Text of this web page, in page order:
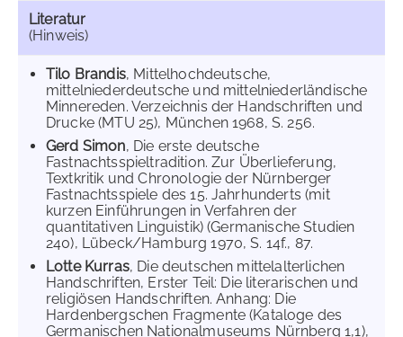
Literatur
(Hinweis)
Tilo Brandis, Mittelhochdeutsche,
mittelniederdeutsche und mittelniederländische
Minnereden. Verzeichnis der Handschriften und
Drucke (MTU 25), München 1968, S. 256.
Gerd Simon, Die erste deutsche
Fastnachtsspieltradition. Zur Überlieferung,
Textkritik und Chronologie der Nürnberger
Fastnachtsspiele des 15. Jahrhunderts (mit
kurzen Einführungen in Verfahren der
quantitativen Linguistik) (Germanische Studien
240), Lübeck/Hamburg 1970, S. 14f., 87.
Lotte Kurras, Die deutschen mittelalterlichen
Handschriften, Erster Teil: Die literarischen und
religiösen Handschriften. Anhang: Die
Hardenbergschen Fragmente (Kataloge des
Germanischen Nationalmuseums Nürnberg 1,1),